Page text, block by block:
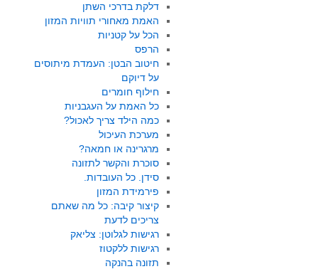
דלקת בדרכי השתן
האמת מאחורי תוויות המזון
הכל על קטניות
הרפס
חיטוב הבטן: העמדת מיתוסים
על דיוקם
חילוף חומרים
כל האמת על העגבניות
כמה הילד צריך לאכול?
מערכת העיכול
מרגרינה או חמאה?
סוכרת והקשר לתזונה
סידן. כל העובדות.
פירמידת המזון
קיצור קיבה: כל מה שאתם
צריכים לדעת
רגישות לגלוטן: צליאק
רגישות ללקטוז
תזונה בהנקה